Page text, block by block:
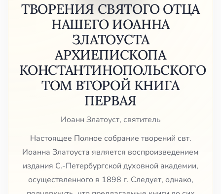
ТВОРЕНИЯ СВЯТОГО ОТЦА
НАШЕГО ИОАННА
ЗЛАТОУСТА
АРХИЕПИСКОПА
КОНСТАНТИНОПОЛЬСКОГО
ТОМ ВТОРОЙ КНИГА
ПЕРВАЯ
Иоанн Златоуст, святитель
Настоящее Полное собрание творений свт.
Иоанна Златоуста является воспроизведением
издания С.-Петербургской духовной академии,
осуществленного в 1898 г. Следует, однако,